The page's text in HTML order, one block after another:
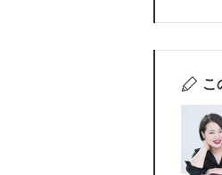
こ